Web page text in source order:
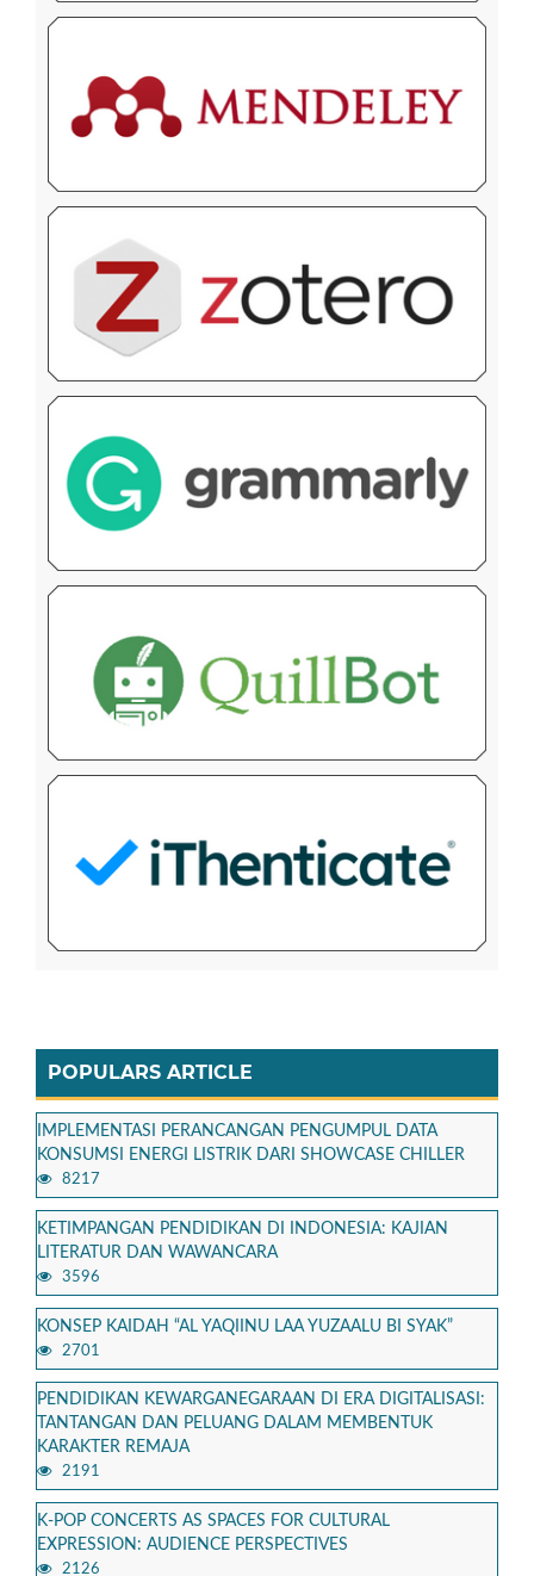
POPULARS ARTICLE
IMPLEMENTASI PERANCANGAN PENGUMPUL DATA
KONSUMSI ENERGI LISTRIK DARI SHOWCASE CHILLER
8217
KETIMPANGAN PENDIDIKAN DI INDONESIA: KAJIAN
LITERATUR DAN WAWANCARA
3596
KONSEP KAIDAH “AL YAQIINU LAA YUZAALU BI SYAK”
2701
PENDIDIKAN KEWARGANEGARAAN DI ERA DIGITALISASI:
TANTANGAN DAN PELUANG DALAM MEMBENTUK
KARAKTER REMAJA
2191
K-POP CONCERTS AS SPACES FOR CULTURAL
EXPRESSION: AUDIENCE PERSPECTIVES
2126